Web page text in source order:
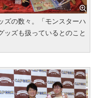
ズの数々。「モンスターハ
ッズも扱っているとのこと